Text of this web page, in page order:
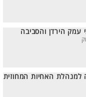
הירדן והסביבה
למנהלת האחיות המחוזית